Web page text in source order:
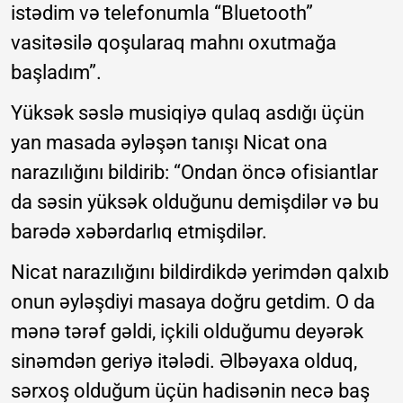
istədim və telefonumla “Bluetooth”
vasitəsilə qoşularaq mahnı oxutmağa
başladım”.
Yüksək səslə musiqiyə qulaq asdığı üçün
yan masada əyləşən tanışı Nicat ona
narazılığını bildirib: “Ondan öncə ofisiantlar
da səsin yüksək olduğunu demişdilər və bu
barədə xəbərdarlıq etmişdilər.
Nicat narazılığını bildirdikdə yerimdən qalxıb
onun əyləşdiyi masaya doğru getdim. O da
mənə tərəf gəldi, içkili olduğumu deyərək
sinəmdən geriyə itələdi. Əlbəyaxa olduq,
sərxoş olduğum üçün hadisənin necə baş